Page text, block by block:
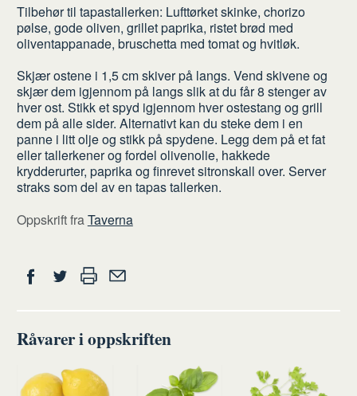
Slik
gjør
du
Tilbehør til tapastallerken: Lufttørket skinke, chorizo
pølse, gode oliven, grillet paprika, ristet brød med
oliventappanade, bruschetta med tomat og hvitløk.
Skjær ostene i 1,5 cm skiver på langs. Vend skivene og
skjær dem igjennom på langs slik at du får 8 stenger av
hver ost. Stikk et spyd igjennom hver ostestang og grill
dem på alle sider. Alternativt kan du steke dem i en
panne i litt olje og stikk på spydene. Legg dem på et fat
eller tallerkener og fordel olivenolie, hakkede
krydderurter, paprika og finrevet sitronskall over. Server
straks som del av en tapas tallerken.
Oppskrift fraTaverna
Del
FacebookTwitter
venn
Råvarer i oppskriften